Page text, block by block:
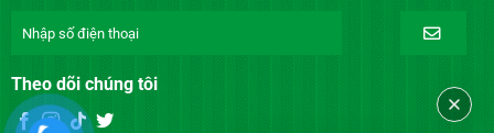
Theo dõi chúng tôi